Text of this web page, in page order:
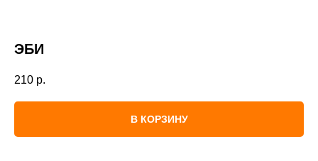
ЭБИ
210 р.
В КОРЗИНУ